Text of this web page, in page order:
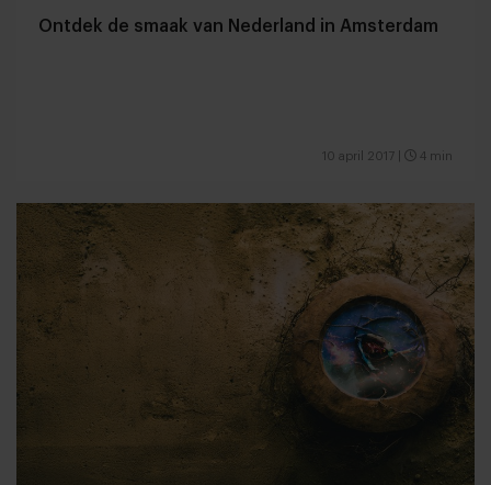
Ontdek de smaak van Nederland in Amsterdam
10 april 2017 4 min